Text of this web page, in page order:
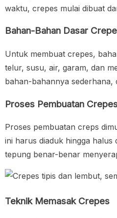
waktu, crepes mulai dibuat
Bahan-Bahan Dasar
Untuk membuat crepes,
telur, susu, air, garam, dan
bahan-bahannya
Proses Pembuatan
Proses pembuatan creps
ini harus diaduk hingga halus
tepung benar-benar
Teknik Memasak Crepes